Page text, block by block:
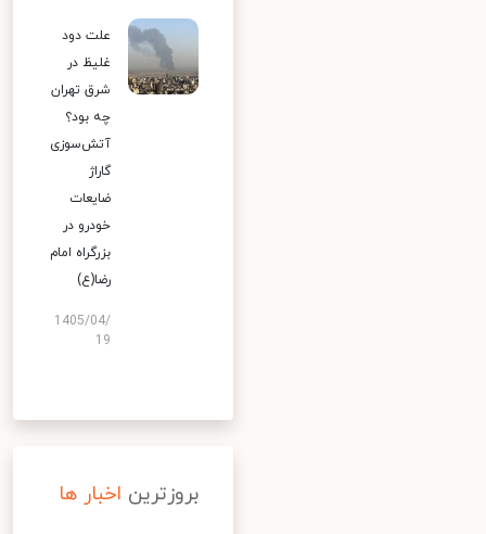
علت دود
غلیظ در
شرق تهران
چه بود؟
آتش‌سوزی
گاراژ
ضایعات
خودرو در
بزرگراه امام
رضا(ع)
1405/04/
19
بروزترین اخبار ها